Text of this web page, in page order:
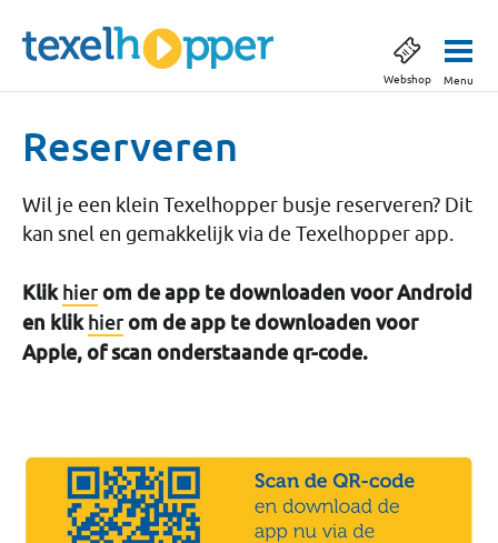
Webshop Menu
Reserveren
Wil je een klein Texelhopper busje reserveren? Dit
kan snel en gemakkelijk via de Texelhopper app.
Klikhierom de app te downloaden voor Android
en klikhierom de app te downloaden voor
Apple, of scan onderstaande qr-code.